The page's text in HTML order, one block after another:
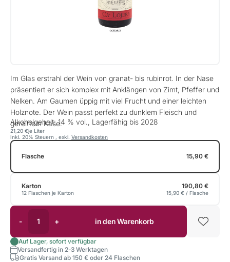
Im Glas erstrahl der Wein von granat- bis rubinrot. In der Nase
präsentiert er sich komplex mit Anklängen von Zimt, Pfeffer und
Nelken. Am Gaumen üppig mit viel Frucht und einer leichten
Holznote. Der Wein passt perfekt zu dunklem Fleisch und
gereiftem Käse.
Alkoholgehalt: 14 % vol., Lagerfähig bis 2028
je Liter
21,20 €
Inkl. 20% Steuern , exkl. Versandkosten
Flasche 15,90 €
Karton 190,80 €
12 Flaschen je Karton 15,90 € / Flasche
- + in den Warenkorb
Auf Lager, sofort verfügbar
Versandfertig in 2-3 Werktagen
Gratis Versand ab 150 € oder 24 Flaschen